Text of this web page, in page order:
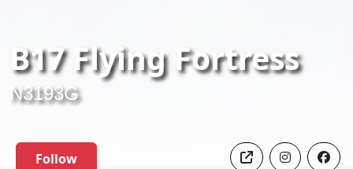
B17 Flying Fortress
N3193G
Follow